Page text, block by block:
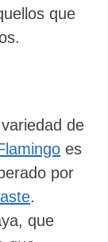
que
de
es
por
.
que